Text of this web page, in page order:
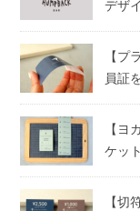
デザ
【プ
員証
【ヨ
ケッ
【切